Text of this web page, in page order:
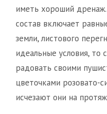
иметь хороший
состав включает
земли, листового
идеальные условия, то
радовать своими
цветочками розовато-
исчезают они на